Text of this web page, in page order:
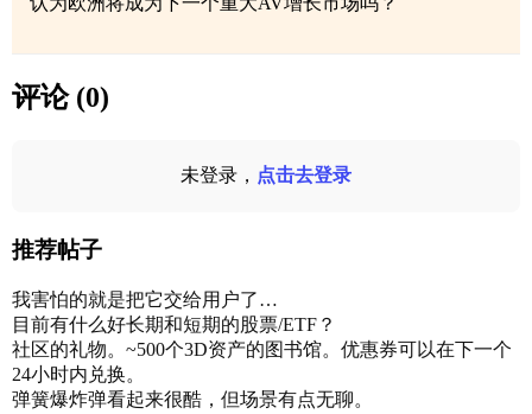
评论 (0)
未登录， 点击去登录
推荐帖子
我害怕的就是把它交给用户了…
目前有什么好长期和短期的股票/ETF？
社区的礼物。~500个3D资产的图书馆。优惠券可以在下一个
24小时内兑换。
弹簧爆炸弹看起来很酷，但场景有点无聊。